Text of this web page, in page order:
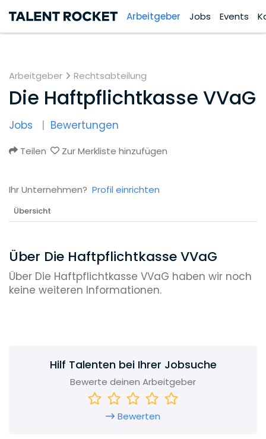
Arbeitgeber Jobs Events
Arbeitgeber Rechtsabteilung
Die Haftpflichtkasse VVaG
Jobs Bewertungen
Teilen Zur Merkliste hinzufügen
Ihr Unternehmen? Profil einrichten
Übersicht
Über Die Haftpflichtkasse VVaG
Über Die Haftpflichtkasse VVaG haben wir noch
keine weiteren Informationen.
Hilf Talenten bei Ihrer Jobsuche
Bewerte deinen Arbeitgeber
Bewerten